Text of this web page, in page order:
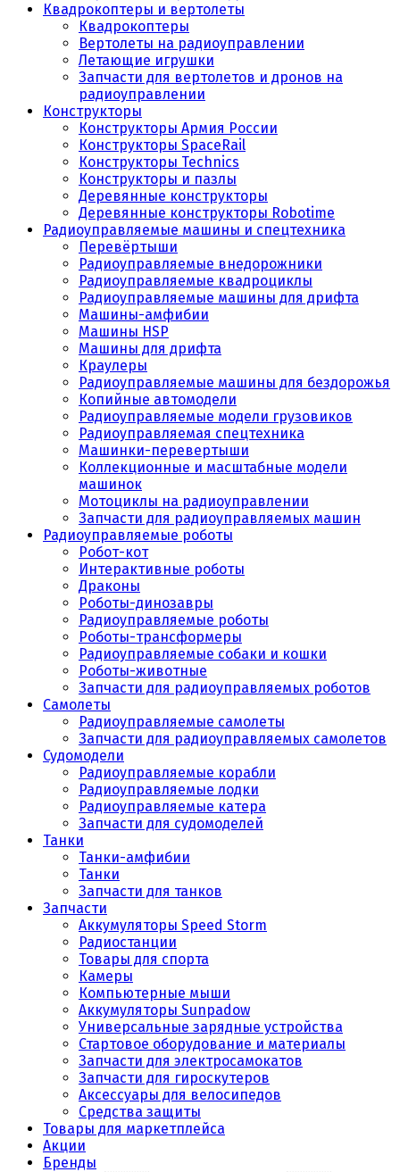
Квадрокоптеры и вертолеты
Квадрокоптеры
Вертолеты на радиоуправлении
Летающие игрушки
Запчасти для вертолетов и дронов на
радиоуправлении
Конструкторы
Конструкторы Армия России
Конструкторы SpaceRail
Конструкторы Technics
Конструкторы и пазлы
Деревянные конструкторы
Деревянные конструкторы Robotime
Радиоуправляемые машины и спецтехника
Перевёртыши
Радиоуправляемые внедорожники
Радиоуправляемые квадроциклы
Радиоуправляемые машины для дрифта
Машины-амфибии
Машины HSP
Машины для дрифта
Краулеры
Радиоуправляемые машины для бездорожья
Копийные автомодели
Радиоуправляемые модели грузовиков
Радиоуправляемая спецтехника
Машинки-перевертыши
Коллекционные и масштабные модели
машинок
Мотоциклы на радиоуправлении
Запчасти для радиоуправляемых машин
Радиоуправляемые роботы
Робот-кот
Интерактивные роботы
Драконы
Роботы-динозавры
Радиоуправляемые роботы
Роботы-трансформеры
Радиоуправляемые собаки и кошки
Роботы-животные
Запчасти для радиоуправляемых роботов
Самолеты
Радиоуправляемые самолеты
Запчасти для радиоуправляемых самолетов
Судомодели
Радиоуправляемые корабли
Радиоуправляемые лодки
Радиоуправляемые катера
Запчасти для судомоделей
Танки
Танки-амфибии
Танки
Запчасти для танков
Запчасти
Аккумуляторы Speed Storm
Радиостанции
Товары для спорта
Камеры
Компьютерные мыши
Аккумуляторы Sunpadow
Универсальные зарядные устройства
Стартовое оборудование и материалы
Запчасти для электросамокатов
Запчасти для гироскутеров
Аксессуары для велосипедов
Средства защиты
Товары для маркетплейса
Акции
Бренды